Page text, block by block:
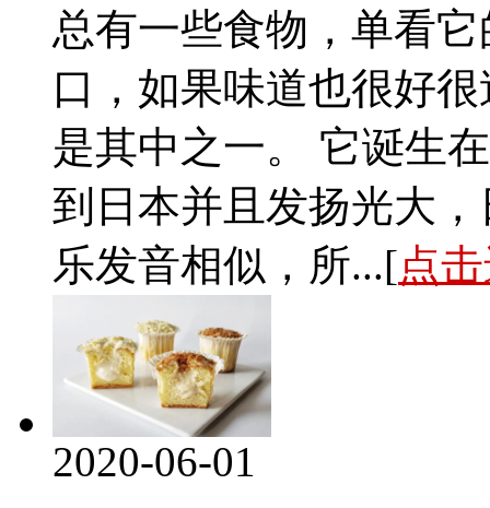
总有一些食物，单看
口，如果味道也很好
是其中之一。 它诞生
到日本并且发扬光大
乐发音相似，所...[点
2020-06-01